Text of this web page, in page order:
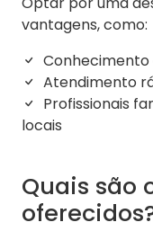
vantagens, como:
Atendimento
Profissionais
locais
Quais são